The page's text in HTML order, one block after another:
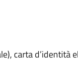
carta d’identità